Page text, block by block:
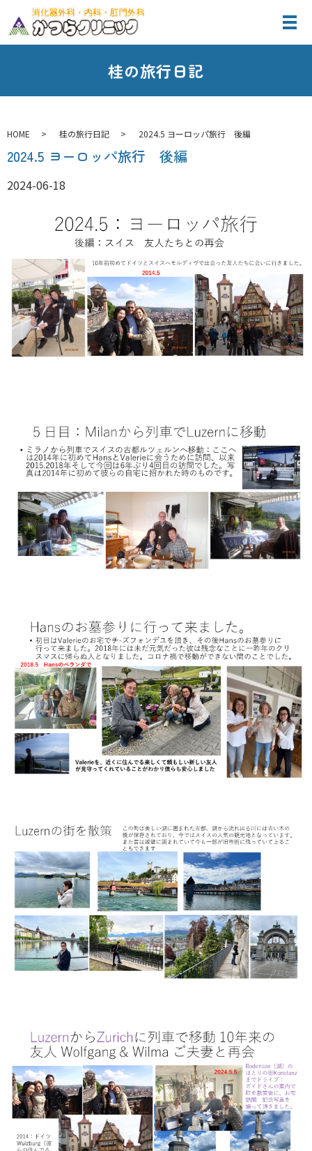
桂の旅行日記
HOME 桂の旅行日記 2024.5 ヨーロッパ旅行 後編
2024.5 ヨーロッパ旅行 後編
2024-06-18